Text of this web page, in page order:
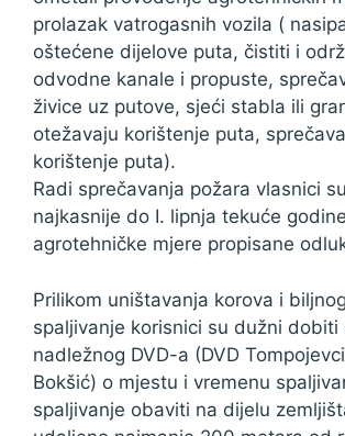
prolazak vatrogasnih vozila (
oštećene dijelove puta, čistiti i
odvodne kanale i propuste,
živice uz putove, sjeći stabla ili
otežavaju korištenje puta,
korištenje puta).
Radi sprečavanja požara vlasnici
najkasnije do I. lipnja tekuće
agrotehničke mjere propisane
Prilikom uništavanja korova i
spaljivanje korisnici su dužni dobiti
nadležnog DVD-a (DVD
Bokšić) o mjestu i vremenu
spaljivanje obaviti na dijelu